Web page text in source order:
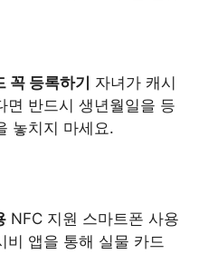
꼭 등록하기 자녀가 캐시
면 반드시 생년월일을 등
놓치지 마세요.
NFC 지원 스마트폰 사용
비 앱을 통해 실물 카드